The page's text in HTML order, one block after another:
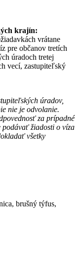
krajín:
vrátane
pre občanov tretích
úradoch tretej
vecí, zastupiteľský
úradov,
nie je odvolanie.
za prípadné
žiadosti o víza
všetky
brušný týfus,